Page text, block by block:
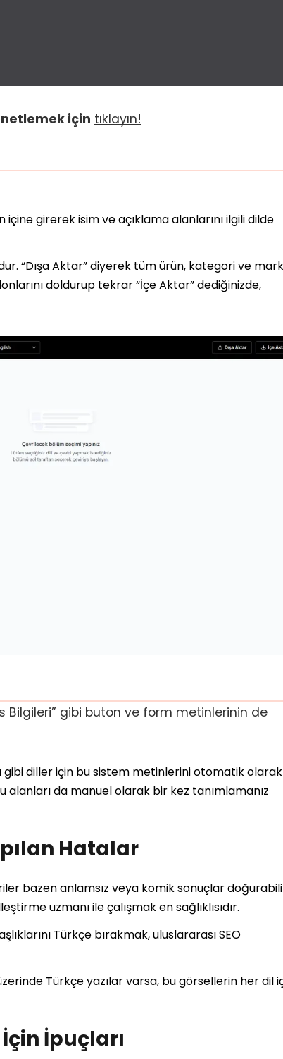
için tıklayın!
içine girerek isim ve açıklama alanlarını ilgili dilde
“Dışa Aktar” diyerek tüm ürün, kategori ve
doldurup tekrar “İçe Aktar” dediğinizde,
Bilgileri” gibi buton ve form metinlerinin de
gibi diller için bu sistem metinlerini otomatik olarak
alanları da manuel olarak bir kez tanımlamanız
Hatalar
bazen anlamsız veya komik sonuçlar
uzmanı ile çalışmak en sağlıklısıdır.
Türkçe bırakmak, uluslararası SEO
Türkçe yazılar varsa, bu görsellerin her dil
İpuçları